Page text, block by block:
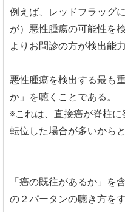
例えば、レッドフラッグ
が）悪性腫瘍の可能性を
よりお問診の方が検出能
悪性腫瘍を検出する最も
か」を聴くことである。
※これは、直接癌が脊柱
転位した場合が多いから
「癌の既往があるか」を
の２パータンの聴き方を